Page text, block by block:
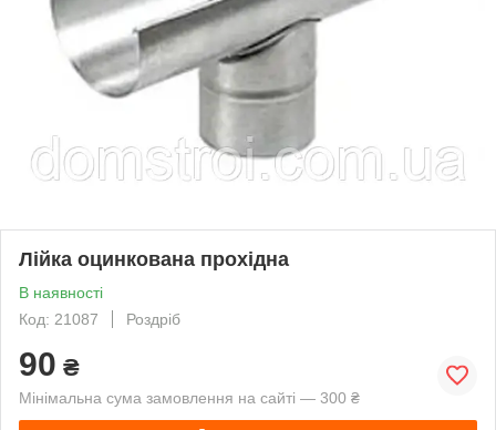
Лійка оцинкована прохідна
В наявності
Код: 21087
Роздріб
90 ₴
Мінімальна сума замовлення на сайті — 300 ₴